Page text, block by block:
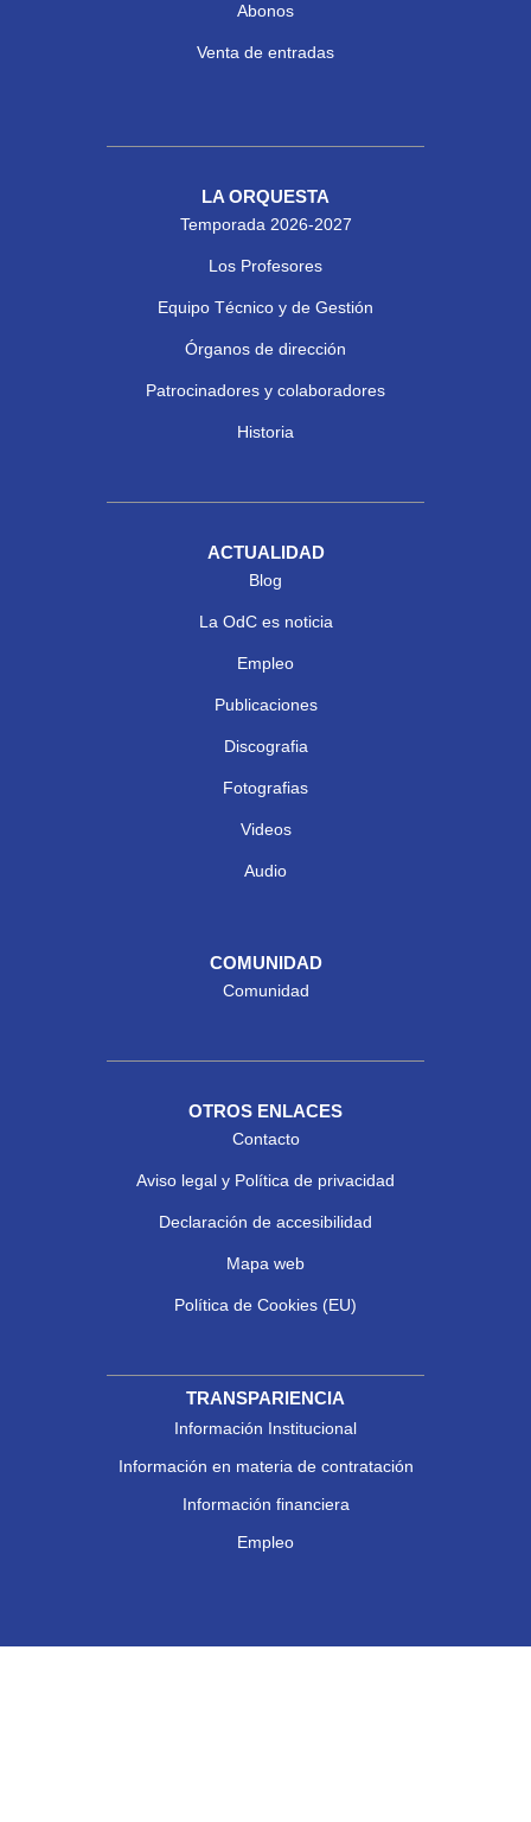
Abonos
Venta de entradas
LA ORQUESTA
Temporada 2026-2027
Los Profesores
Equipo Técnico y de Gestión
Órganos de dirección
Patrocinadores y colaboradores
Historia
ACTUALIDAD
Blog
La OdC es noticia
Empleo
Publicaciones
Discografia
Fotografias
Videos
Audio
COMUNIDAD
Comunidad
OTROS ENLACES
Contacto
Aviso legal y Política de privacidad
Declaración de accesibilidad
Mapa web
Política de Cookies (EU)
TRANSPARIENCIA
Información Institucional
Información en materia de contratación
Información financiera
Empleo